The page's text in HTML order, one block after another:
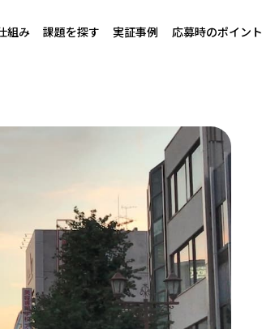
組み 課題を探す 実証事例 応募時のポイント